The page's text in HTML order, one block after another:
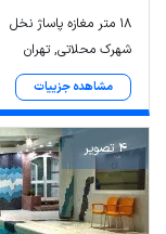
۱۸ متر مغازه پاساژ نخل
شهرک محلاتی, تهران
مشاهده جزییات
4 تصویر